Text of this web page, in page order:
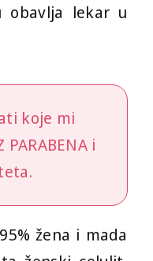
obavlja lekar u
koje mi
i
žena i mada